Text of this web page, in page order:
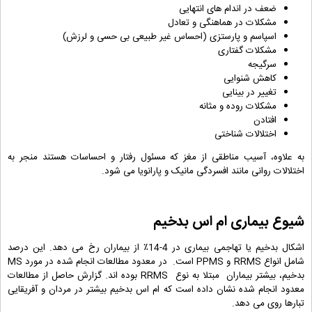
ضعف در اندام های انتهایی
مشکلات در هماهنگی و تعادل
اسپاسم و پارستزی (احساس غیر طبیعی بی حسی و لرزش)
مشکلات گفتاری
سرگیجه
کاهش شنوایی
تغییر در بینایی
مشکلات روده و مثانه
افتادن
اختلالات شناختی
به علاوه، آسیب مناطقی از مغز که مسئول رفتار و احساسات هستند منجر به
اختلالات روانی مانند افسردگی مانیک و پارانویا می شود.
شیوع بیماری ام اس بدخیم
اشکال بدخیم یا تهاجمی بیماری در 4-14٪ از بیماران رخ می دهد. این درصد
شامل انواع RRMS و PPMS است. در معدود مطالعات انجام شده در مورد MS
بدخیم، بیشتر بیماران مبتلا به نوع RRMS بوده اند. گزارش حاصل از مطالعات
معدود انجام شده نشان داده است که ام اس بدخیم بیشتر در مردان و آفریقایی
تبارها روی می دهد.